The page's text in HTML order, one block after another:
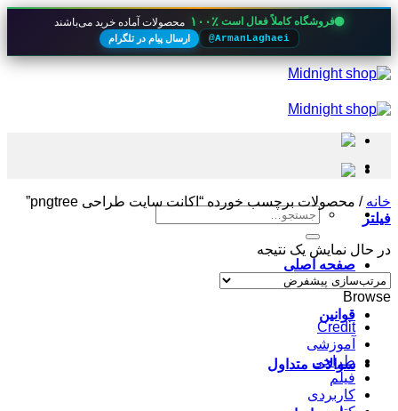
فروشگاه کاملاً فعال است ۱۰۰٪ محصولات آماده خرید می‌باشند
@ArmanLaghaei ارسال پیام در تلگرام
Skip
to
جستجو
صفحه اصلی
قوانین
سوالات متداول
خانه / محصولات برچسب خورده “اکانت سایت طراحی pngtree”
فیلتر
در حال نمایش یک نتیجه
Browse
Credit
آموزشی
طراحی
فیلم
کاربردی